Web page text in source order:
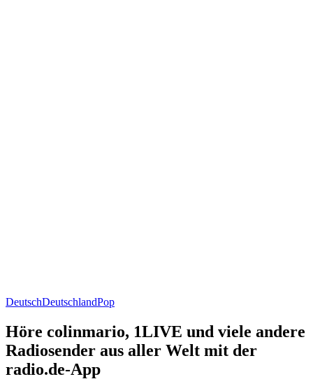
DeutschDeutschlandPop
Höre colinmario, 1LIVE und viele andere
Radiosender aus aller Welt mit der
radio.de-App